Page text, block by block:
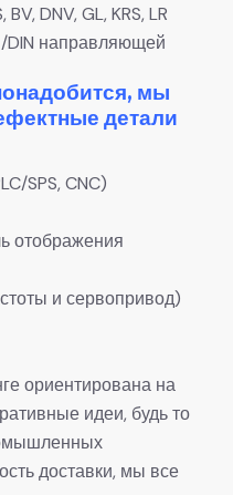
DNV, GL, KRS, LR
DIN направляющей
мы
детали
SPS, CNC)
отображения
и сервопривод)
ориентирована на
идеи, будь то
доставки, мы все